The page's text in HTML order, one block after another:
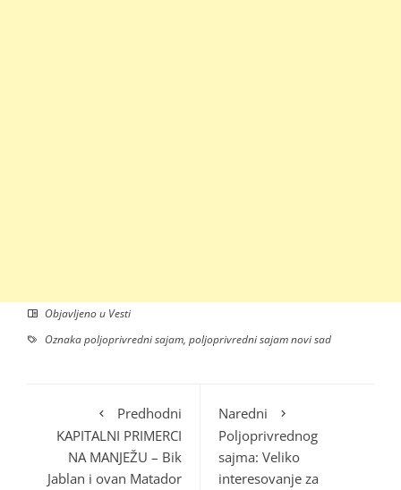
Objavljeno u Vesti
Oznakapoljoprivredni sajam, poljoprivredni sajam novi sad
Predhodni
KAPITALNI PRIMERCI
NA MANJEŽU – Bik
Jablan i ovan Matador
Naredni
Poljoprivrednog
sajma: Veliko
interesovanje za